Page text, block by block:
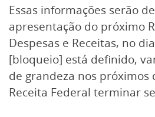
Essas informações serão
apresentação do próximo
Despesas e Receitas, no
[bloqueio] está definido,
de grandeza nos próximos
Receita Federal terminar